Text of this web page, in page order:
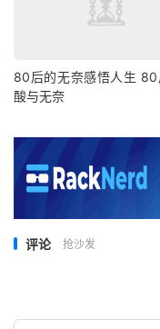
80后的无奈感悟人生 80
酸与无奈
评论 抢沙发